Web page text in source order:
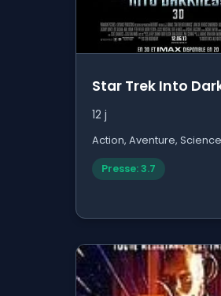
Star Trek Into
12 j
Action, Aventure,
Presse: 3.7